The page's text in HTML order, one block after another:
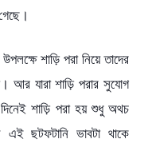
শাড়ি পরা নিয়ে তাদের
আর যারা শাড়ি পরার সুযোগ
শাড়ি পরা হয় শুধু অথচ
ছটফটানি ভাবটা থাকে